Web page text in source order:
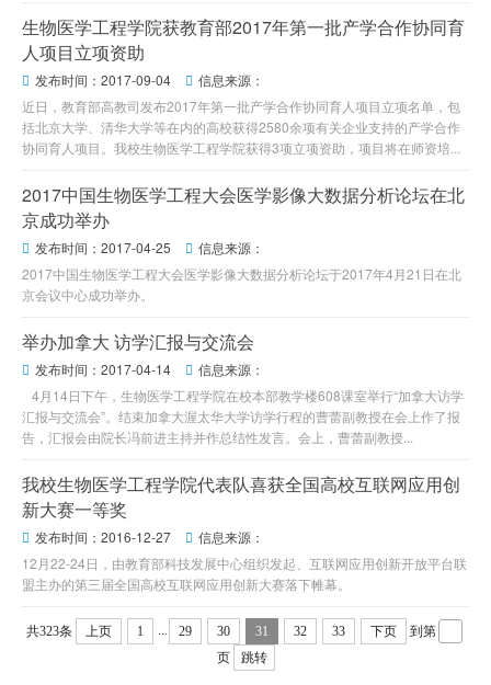
生物医学工程学院获教育部2017年第一批产学合作协同育
人项目立项资助
 发布时间：2017-09-04  信息来源：
近日，教育部高教司发布2017年第一批产学合作协同育人项目立项名单，包
括北京大学、清华大学等在内的高校获得2580余项有关企业支持的产学合作
协同育人项目。我校生物医学工程学院获得3项立项资助，项目将在师资培...
2017中国生物医学工程大会医学影像大数据分析论坛在北
京成功举办
 发布时间：2017-04-25  信息来源：
2017中国生物医学工程大会医学影像大数据分析论坛于2017年4月21日在北
京会议中心成功举办。
举办加拿大 访学汇报与交流会
 发布时间：2017-04-14  信息来源：
4月14日下午，生物医学工程学院在校本部教学楼608课室举行“加拿大访学
汇报与交流会”。结束加拿大渥太华大学访学行程的曹蕾副教授在会上作了报
告，汇报会由院长冯前进主持并作总结性发言。会上，曹蕾副教授...
我校生物医学工程学院代表队喜获全国高校互联网应用创
新大赛一等奖
 发布时间：2016-12-27  信息来源：
12月22-24日，由教育部科技发展中心组织发起、互联网应用创新开放平台联
盟主办的第三届全国高校互联网应用创新大赛落下帷幕。
共323条 上页 1 ... 29 30 31 32 33 下页
到第
页
跳转